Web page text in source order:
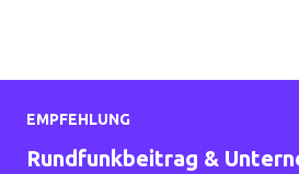
EMPFEHLUNG
Rundfunkbeitrag &